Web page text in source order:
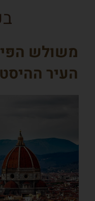
משולש
העיר